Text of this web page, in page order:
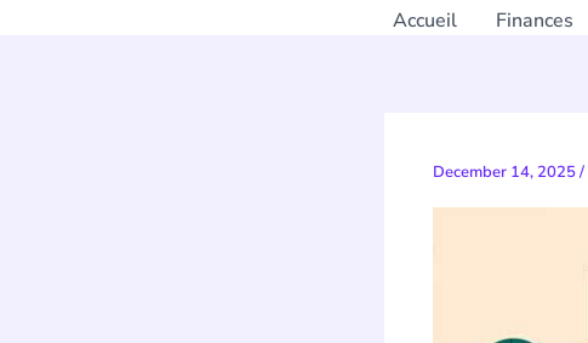
Accueil Finances
December 14, 2025/